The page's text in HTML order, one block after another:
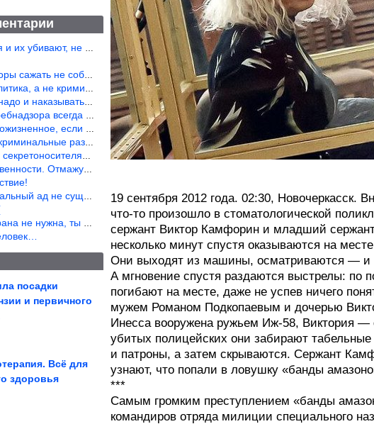
не ужели не понял?
не собираются ???
Хотя эти два понятия начин
по законам военного времени, а
и все в порядке! Когда касается
только грозно посмотреть в их с
разборки аля 90е!
положена охрана? Это его зада
Отмажутся.
ад не существует.
ценности не представляеш
посадки
и первичного
получит
Всё для
здоровья
19 сентября 2012 года. 02:30, Новочеркасск.
что-то произошло в стоматологической
сержант Виктор Камфорин и младший
несколько минут спустя оказываются на
Они выходят из машины, осматриваются — и
А мгновение спустя раздаются выстрелы: по
погибают на месте, даже не успев ничего
мужем Романом Подкопаевым и дочерью
Инесса вооружена ружьем Иж-58,
убитых полицейских они забирают
и патроны, а затем скрываются. Сержант
узнают, что попали в ловушку «банды
***
Самым громким преступлением «банды
командиров отряда милиции специального